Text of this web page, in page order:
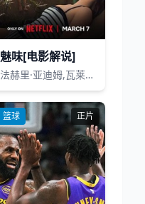
魅味[电影解说]
法赫里·亚迪姆,瓦莱丽·帕赫纳,卡拉·迪亚茨,奈拉·舒伯特,Caspar Hoffmann,朱利安·德·圣·让,Melodie Casta,Sina Martens,米韦克·帕卡,Joep Paddenburg,约翰·冯·比罗,尼娜·泽姆
篮球 正片